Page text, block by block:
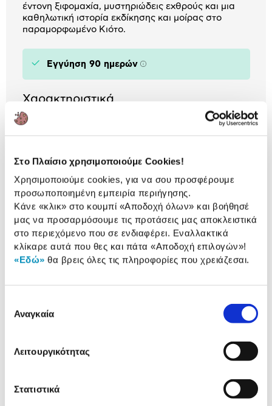
Στο Πλαίσιο χρησιμοποιούμε Cookies!
Χρησιμοποιούμε cookies, για να σου προσφέρουμε
προσωποποιημένη εμπειρία περιήγησης.
Κάνε «κλικ» στο κουμπί «Αποδοχή όλων» και βοήθησέ
μας να προσαρμόσουμε τις προτάσεις μας αποκλειστικά
στο περιεχόμενο που σε ενδιαφέρει. Εναλλακτικά
κλίκαρε αυτά που θες και πάτα «Αποδοχή επιλογών»!
«Εδώ» θα βρεις όλες τις πληροφορίες που χρειάζεσαι.
συγκατάθεσης
Αναγκαία
Λειτουργικότητας
Στατιστικά
έντονη ξιφομαχία, μυστηριώδεις εχθρούς και μια
καθηλωτική ιστορία εκδίκησης και μοίρας στο
παραμορφωμένο Κιότο.
Εγγύηση 90 ημερών Πληροφορίες
Χαρακτηριστικά
Action Role Playing
Game
Κονσόλα:
Αναλυτική
παρουσίαση
Αναλυτική παρουσίαση
Προδιαγραφές
Χαρακτηριστικά
Δες τι κλίκαραν όσοι είδαν το ίδιο